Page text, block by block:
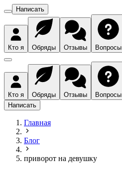
Написать
Кто я Обряды Отзывы Вопросы
Кто я Обряды Отзывы
Вопросы
Написать
Главная
Блог
приворот на девушку